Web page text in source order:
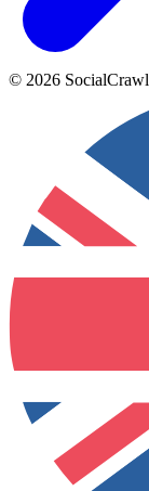
© 2026 SocialCrawl